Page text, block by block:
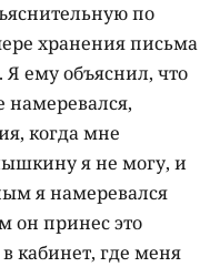
по
хранения письма
ему объяснил, что
намеревался,
когда мне
я не могу, и
я намеревался
он принес это
кабинет, где меня